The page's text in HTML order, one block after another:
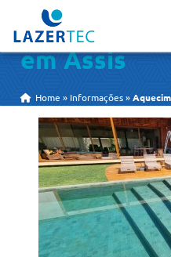
em Assis
Home » Informações »